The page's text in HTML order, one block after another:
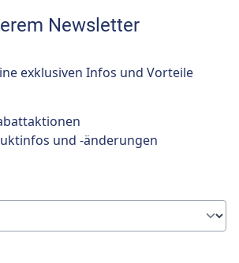
Newsletter
exklusiven Infos und Vorteile
und -änderungen